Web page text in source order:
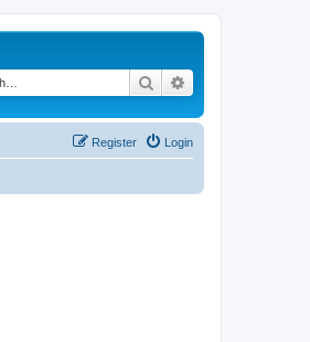
Search
Login
Register